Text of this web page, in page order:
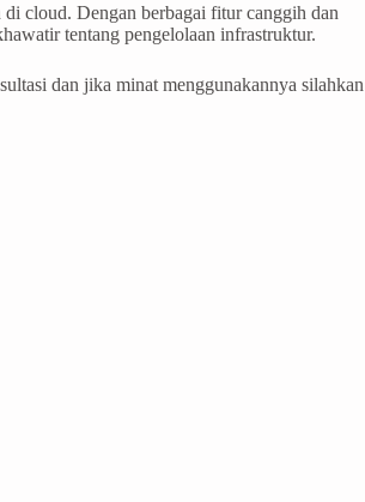
cloud. Dengan berbagai fitur canggih dan
tentang pengelolaan infrastruktur.
dan jika minat menggunakannya silahkan